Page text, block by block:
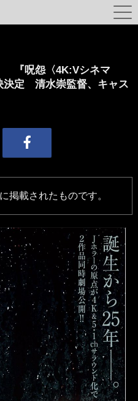
『呪怨〈4K:Vシネマ
決定 清水崇監督、キャス
掲載されたものです。